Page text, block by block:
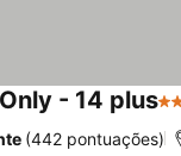
- 14 plus4
(442 pontuações)